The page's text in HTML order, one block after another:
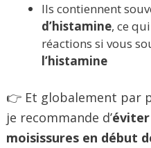
Ils contiennent
d’histamine, ce
réactions si vous
l’histamine
👉 Et globalement par
je recommande d’
moisissures en début